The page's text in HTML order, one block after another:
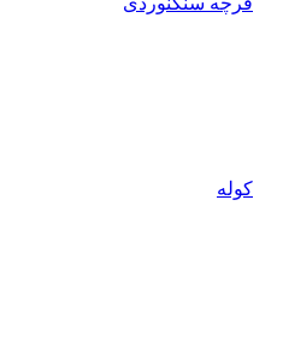
کوله